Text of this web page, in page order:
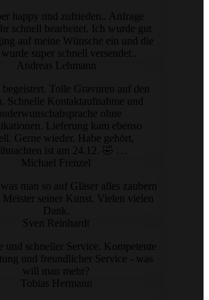
happy und zufrieden.. Anfrage
schnell bearbeitet. Ich wurde gut
auf meine Wünsche ein und die
super schnell versendet..
Andreas Lehmann
Tolle Gravuren auf den
Schnelle Kontaktaufnahme und
ohne
Lieferung kam ebenso
Gerne wieder. Habe gehört,
ist am 24.12. 🤣 …
Michael Frenzel
man so auf Gläser alles zaubern
Meister seiner Kunst. Vielen vielen
Dank.
Sven Reinhardt
und schneller Service. Kompetente
und freundlicher Service - was
will man mehr?
Tobias Hermann